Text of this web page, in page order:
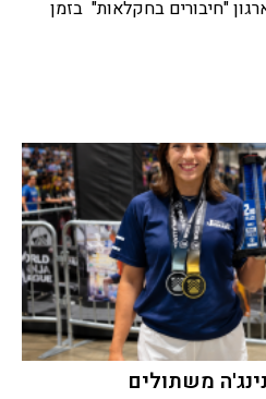
"חיבורים בחקלאות" בזמן
משתולים